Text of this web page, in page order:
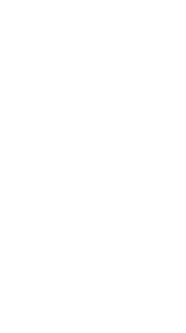
Analistul politic și jurnalistul
despre
reconstrucție a Ucrainei. Am
politice ale alegerilor din
putea forma Ucraina,